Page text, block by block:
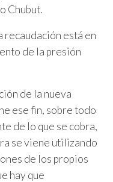
Chubut.
recaudación está en
de la presión
de la nueva
ese fin, sobre todo
de lo que se cobra,
se viene utilizando
de los propios
hay que